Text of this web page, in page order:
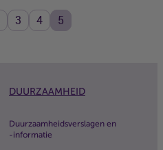
3 4 5
DUURZAAMHEID
Duurzaamheidsverslagen en
-informatie